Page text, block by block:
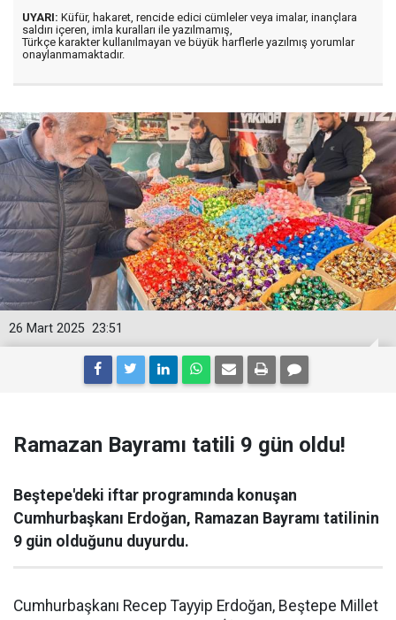
UYARI: Küfür, hakaret, rencide edici cümleler veya imalar, inançlara
saldırı içeren, imla kuralları ile yazılmamış,
Türkçe karakter kullanılmayan ve büyük harflerle yazılmış yorumlar
onaylanmamaktadır.
23:51
26 Mart 2025
Ramazan Bayramı tatili 9 gün oldu!
Beştepe'deki iftar programında konuşan
Cumhurbaşkanı Erdoğan, Ramazan Bayramı tatilinin
9 gün olduğunu duyurdu.
Cumhurbaşkanı Recep Tayyip Erdoğan, Beştepe Millet